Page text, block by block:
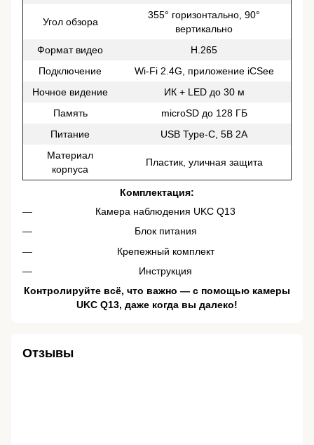
Угол обзора
355° горизонтально, 90°
вертикально
Формат видео
H.265
Подключение
Wi-Fi 2.4G, приложение iCSee
Ночное видение
ИК + LED до 30 м
Память
microSD до 128 ГБ
Питание
USB Type-C, 5В 2А
Материал
корпуса
Пластик, уличная защита
Комплектация:
Камера наблюдения UKC Q13
Блок питания
Крепежный комплект
Инструкция
Контролируйте всё, что важно — с помощью камеры
UKC Q13, даже когда вы далеко!
Отзывы